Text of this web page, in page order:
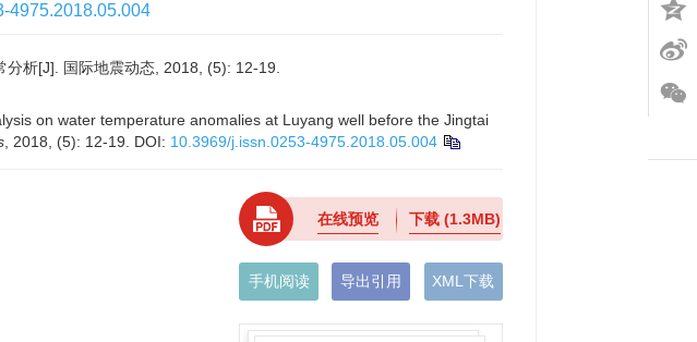
4975.2018.05.004
分析[J]. 国际地震动态, 2018, (5): 12-19.
on water temperature anomalies at Luyang well before the Jingtai
, 2018, (5): 12-19. DOI: 10.3969/j.issn.0253-4975.2018.05.004
在线预览 下载(1.3MB)
手机阅读 导出引用 XML下载